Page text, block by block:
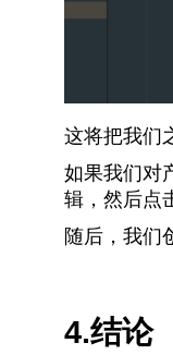
这将把我们
如果我们对
辑，然后点
随后，我们
4.结论